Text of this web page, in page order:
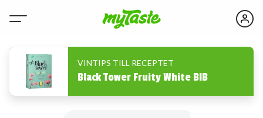
VINTIPS TILL RECEPTET
Black Tower Fruity White BIB